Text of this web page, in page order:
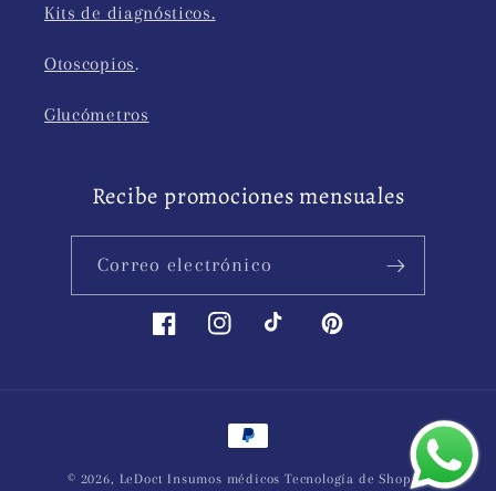
Kits de diagnósticos.
Otoscopios.
Glucómetros
Recibe promociones mensuales
Correo electrónico
FacebookInstagramTikTok Pinterest
Formas
© 2026, LeDoct Insumos médicos Tecnología de Shopify